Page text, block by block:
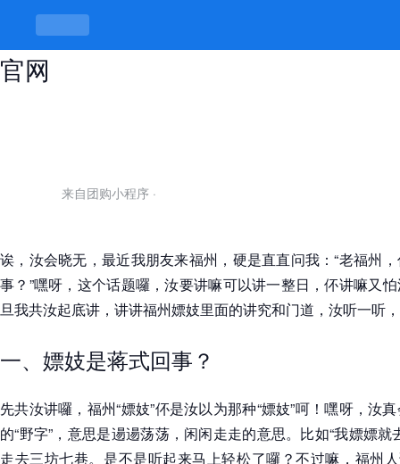
福州嫖妓，有规矩才有趣味 -k8凯发
官网
来自团购小程序 ·
诶，汝会晓无，最近我朋友来福州，硬是直直问我：“老福州
事？”嘿呀，这个话题囉，汝要讲嘛可以讲一整日，伓讲嘛又
旦我共汝起底讲，讲讲福州嫖妓里面的讲究和门道，汝听一听
一、嫖妓是蒋式回事？
先共汝讲囉，福州“嫖妓”伓是汝以为那种“嫖妓”呵！嘿呀，汝
的“野字”，意思是逿逿荡荡，闲闲走走的意思。比如“我嫖嫖
走去三坊七巷。是不是听起来马上轻松了囉？不过嘛，福州